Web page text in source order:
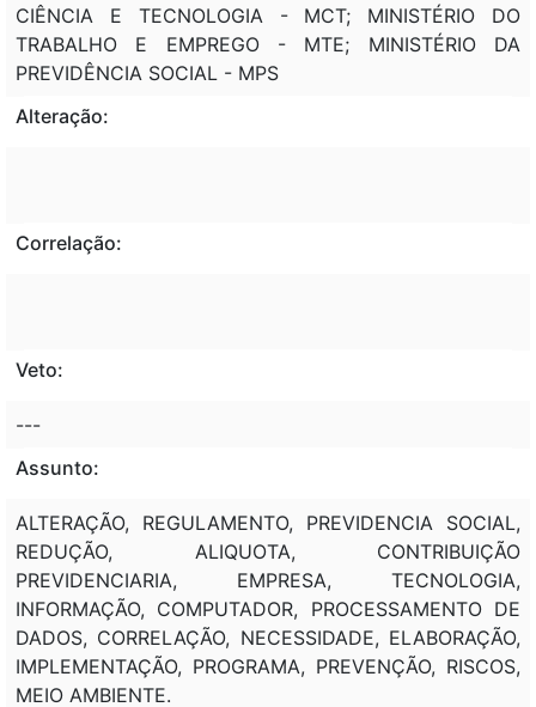
CIÊNCIA E TECNOLOGIA - MCT; MINISTÉRIO DO
TRABALHO E EMPREGO - MTE; MINISTÉRIO DA
PREVIDÊNCIA SOCIAL - MPS
Alteração:
Correlação:
Veto:
---
Assunto:
ALTERAÇÃO, REGULAMENTO, PREVIDENCIA SOCIAL,
REDUÇÃO, ALIQUOTA, CONTRIBUIÇÃO
PREVIDENCIARIA, EMPRESA, TECNOLOGIA,
INFORMAÇÃO, COMPUTADOR, PROCESSAMENTO DE
DADOS, CORRELAÇÃO, NECESSIDADE, ELABORAÇÃO,
IMPLEMENTAÇÃO, PROGRAMA, PREVENÇÃO, RISCOS,
MEIO AMBIENTE.